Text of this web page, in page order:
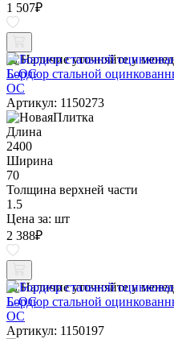
1 507₽
Наличие уточняйте у
Бордюр стальной
ОС
Артикул: 1150273
Длина
2400
Ширина
70
Толщина верхней части
1.5
Цена за: шт
2 388₽
Наличие уточняйте у
Бордюр стальной
ОС
Артикул: 1150197